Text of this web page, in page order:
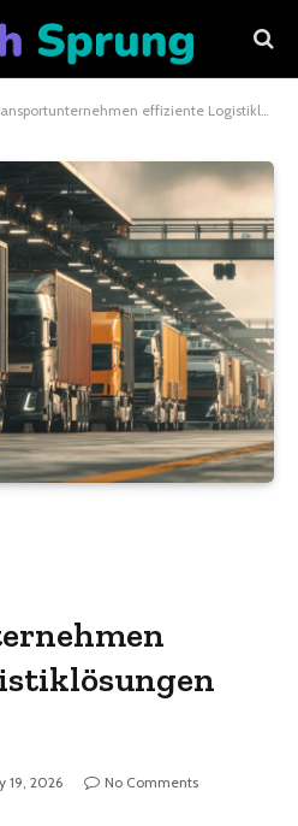
effiziente Logistiklösungen bietet
19, 2026
No Comments